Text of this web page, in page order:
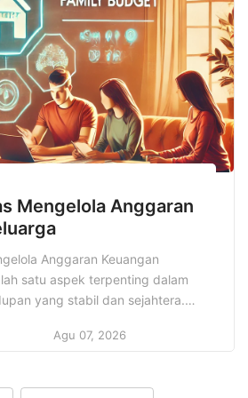
Salah satu cara paling
Mengelola Anggaran
Anggaran Keuangan
satu aspek terpenting dalam
yang stabil dan sejahtera.
pendapatan dan pengeluaran,
Agu 07, 2026